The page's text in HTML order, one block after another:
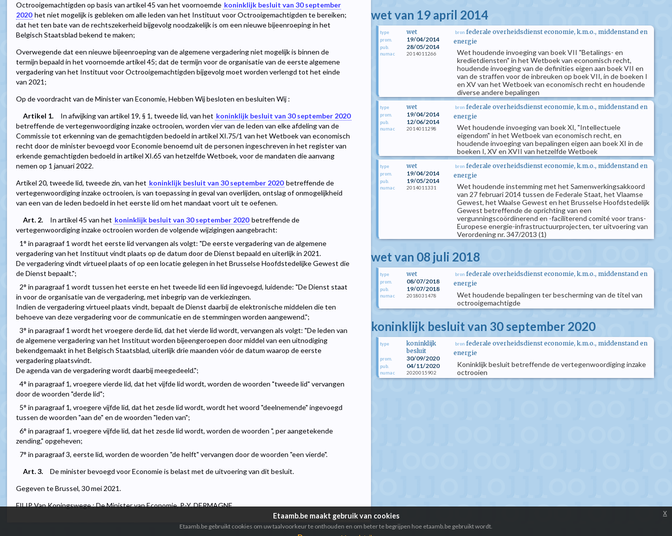
Octrooigemachtigden op basis van artikel 45 van het voornoemde koninklijk besluit van 30 september
2020 het niet mogelijk is gebleken om alle leden van het Instituut voor Octrooigemachtigden te bereiken;
dat het ten bate van de rechtszekerheid bijgevolg noodzakelijk is om een nieuwe bijeenroeping in het
Belgisch Staatsblad bekend te maken;
Overwegende dat een nieuwe bijeenroeping van de algemene vergadering niet mogelijk is binnen de
termijn bepaald in het voornoemde artikel 45; dat de termijn voor de organisatie van de eerste algemene
vergadering van het Instituut voor Octrooigemachtigden bijgevolg moet worden verlengd tot het einde
van 2021;
Op de voordracht van de Minister van Economie, Hebben Wij besloten en besluiten Wij :
Artikel 1.
In afwijking van artikel 19, § 1, tweede lid, van het koninklijk besluit van 30 september 2020
betreffende de vertegenwoordiging inzake octrooien, worden vier van de leden van elke afdeling van de
Commissie tot erkenning van de gemachtigden bedoeld in artikel XI.75/1 van het Wetboek van economisch
recht door de minister bevoegd voor Economie benoemd uit de personen ingeschreven in het register van
erkende gemachtigden bedoeld in artikel XI.65 van hetzelfde Wetboek, voor de mandaten die aanvang
nemen op 1 januari 2022.
Artikel 20, tweede lid, tweede zin, van het koninklijk besluit van 30 september 2020 betreffende de
vertegenwoordiging inzake octrooien, is van toepassing in geval van overlijden, ontslag of onmogelijkheid
van een van de leden bedoeld in het eerste lid om het mandaat voort uit te oefenen.
Art. 2.
In artikel 45 van het koninklijk besluit van 30 september 2020 betreffende de
vertegenwoordiging inzake octrooien worden de volgende wijzigingen aangebracht:
1° in paragraaf 1 wordt het eerste lid vervangen als volgt: "De eerste vergadering van de algemene
vergadering van het Instituut vindt plaats op de datum door de Dienst bepaald en uiterlijk in 2021.
De vergadering vindt virtueel plaats of op een locatie gelegen in het Brusselse Hoofdstedelijke Gewest die
de Dienst bepaalt.";
2° in paragraaf 1 wordt tussen het eerste en het tweede lid een lid ingevoegd, luidende: "De Dienst staat
in voor de organisatie van de vergadering, met inbegrip van de verkiezingen.
Indien de vergadering virtueel plaats vindt, bepaalt de Dienst daarbij de elektronische middelen die ten
behoeve van deze vergadering voor de communicatie en de stemmingen worden aangewend.";
3° in paragraaf 1 wordt het vroegere derde lid, dat het vierde lid wordt, vervangen als volgt: "De leden van
de algemene vergadering van het Instituut worden bijeengeroepen door middel van een uitnodiging
bekendgemaakt in het Belgisch Staatsblad, uiterlijk drie maanden vóór de datum waarop de eerste
vergadering plaatsvindt.
De agenda van de vergadering wordt daarbij meegedeeld.";
4° in paragraaf 1, vroegere vierde lid, dat het vijfde lid wordt, worden de woorden "tweede lid" vervangen
door de woorden "derde lid";
5° in paragraaf 1, vroegere vijfde lid, dat het zesde lid wordt, wordt het woord "deelnemende" ingevoegd
tussen de woorden "aan de" en de woorden "leden van";
6° in paragraaf 1, vroegere vijfde lid, dat het zesde lid wordt, worden de woorden ", per aangetekende
zending," opgeheven;
7° in paragraaf 3, eerste lid, worden de woorden "de helft" vervangen door de woorden "een vierde".
Art. 3.
De minister bevoegd voor Economie is belast met de uitvoering van dit besluit.
Gegeven te Brussel, 30 mei 2021.
FILIP Van Koningswege : De Minister van Economie, P.-Y. DERMAGNE
wet van 19 april 2014
type wet
prom. 19/04/2014
pub. 28/05/2014
numac 2014011266
bron federale overheidsdienst economie, k.m.o., middenstand en
energie
Wet houdende invoeging van boek VII "Betalings- en
kredietdiensten" in het Wetboek van economisch recht,
houdende invoeging van de definities eigen aan boek VII en
van de straffen voor de inbreuken op boek VII, in de boeken I
en XV van het Wetboek van economisch recht en houdende
diverse andere bepalingen
type wet
prom. 19/04/2014
pub. 12/06/2014
numac 2014011298
bron federale overheidsdienst economie, k.m.o., middenstand en
energie
Wet houdende invoeging van boek XI, "Intellectuele
eigendom" in het Wetboek van economisch recht, en
houdende invoeging van bepalingen eigen aan boek XI in de
boeken I, XV en XVII van hetzelfde Wetboek
type wet
prom. 19/04/2014
pub. 19/05/2014
numac 2014011331
bron federale overheidsdienst economie, k.m.o., middenstand en
energie
Wet houdende instemming met het Samenwerkingsakkoord
van 27 februari 2014 tussen de Federale Staat, het Vlaamse
Gewest, het Waalse Gewest en het Brusselse Hoofdstedelijk
Gewest betreffende de oprichting van een
vergunningscoördinerend en -faciliterend comité voor trans-
Europese energie-infrastructuurprojecten, ter uitvoering van
Verordening nr. 347/2013 (1)
wet van 08 juli 2018
type wet
prom. 08/07/2018
pub. 19/07/2018
numac 2018031478
bron federale overheidsdienst economie, k.m.o., middenstand en
energie
Wet houdende bepalingen ter bescherming van de titel van
octrooigemachtigde
koninklijk besluit van 30 september 2020
type
koninklijk
besluit
prom. 30/09/2020
pub. 04/11/2020
numac 2020015902
bron federale overheidsdienst economie, k.m.o., middenstand en
energie
Koninklijk besluit betreffende de vertegenwoordiging inzake
octrooien
Etaamb.be maakt gebruik van cookies
Etaamb.be gebruikt cookies om uw taalvoorkeur te onthouden en om beter te begrijpen hoe etaamb.be gebruikt wordt.
x